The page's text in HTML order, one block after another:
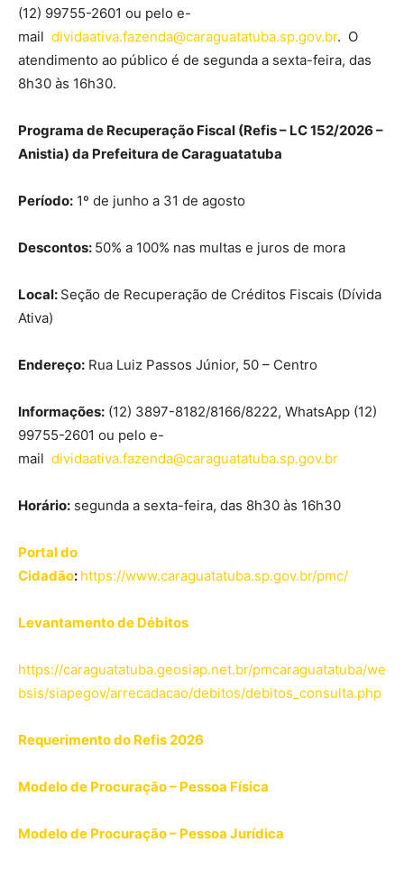
(12) 99755-2601 ou pelo e-
mail dividaativa.fazenda@caraguatatuba.sp.gov.br. O
atendimento ao público é de segunda a sexta-feira, das
8h30 às 16h30.
Programa de Recuperação Fiscal (Refis – LC 152/2026 –
Anistia) da Prefeitura de Caraguatatuba
Período: 1º de junho a 31 de agosto
Descontos: 50% a 100% nas multas e juros de mora
Local: Seção de Recuperação de Créditos Fiscais (Dívida
Ativa)
Endereço: Rua Luiz Passos Júnior, 50 – Centro
Informações: (12) 3897-8182/8166/8222, WhatsApp (12)
99755-2601 ou pelo e-
mail dividaativa.fazenda@caraguatatuba.sp.gov.br
Horário: segunda a sexta-feira, das 8h30 às 16h30
Portal do
Cidadão: https://www.caraguatatuba.sp.gov.br/pmc/
Levantamento de Débitos
https://caraguatatuba.geosiap.net.br/pmcaraguatatuba/we
bsis/siapegov/arrecadacao/debitos/debitos_consulta.php
Requerimento do Refis 2026
Modelo de Procuração – Pessoa Física
Modelo de Procuração – Pessoa Jurídica